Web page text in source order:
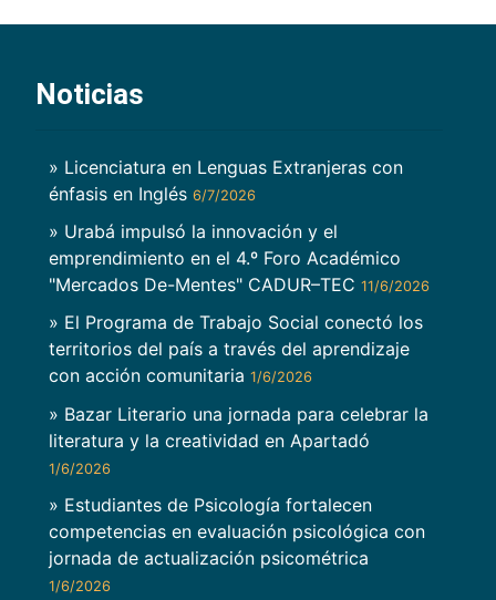
Noticias
» Licenciatura en Lenguas Extranjeras con
énfasis en Inglés 6/7/2026
» Urabá impulsó la innovación y el
emprendimiento en el 4.º Foro Académico
"Mercados De-Mentes" CADUR–TEC 11/6/2026
» El Programa de Trabajo Social conectó los
territorios del país a través del aprendizaje
con acción comunitaria 1/6/2026
» Bazar Literario una jornada para celebrar la
literatura y la creatividad en Apartadó
1/6/2026
» Estudiantes de Psicología fortalecen
competencias en evaluación psicológica con
jornada de actualización psicométrica
1/6/2026